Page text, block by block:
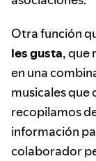
Otra función
les gusta, que
en una
musicales
recopilamos
información
colaborador